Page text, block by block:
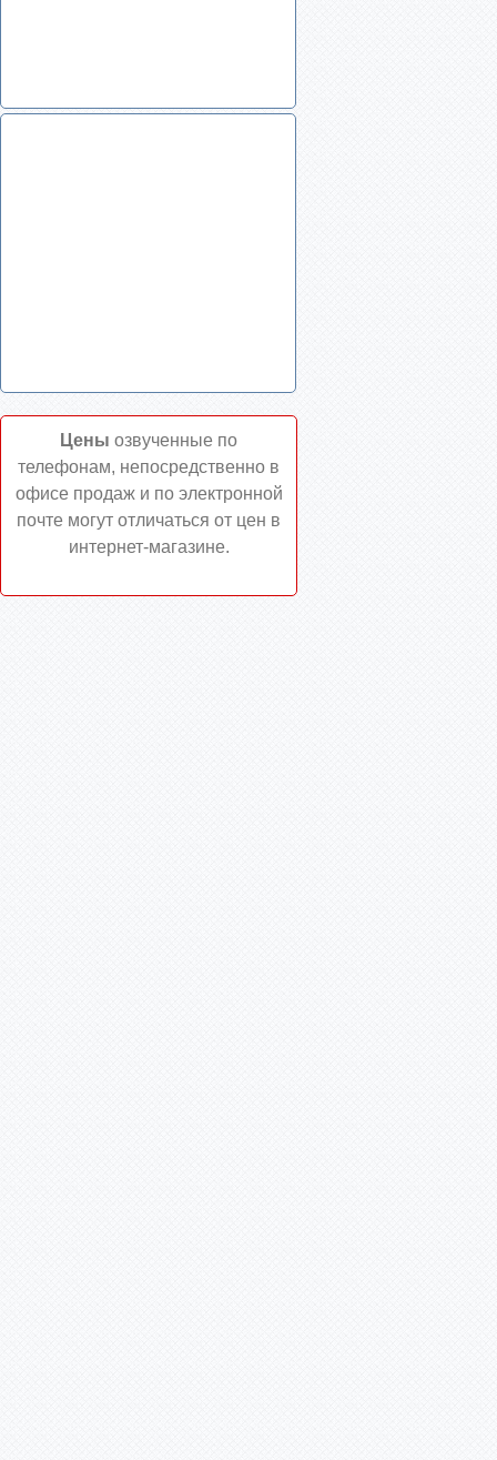
Цены озвученные по
телефонам, непосредственно в
офисе продаж и по электронной
почте могут отличаться от цен в
интернет-магазине.